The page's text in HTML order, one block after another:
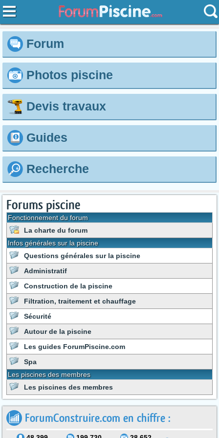
Forum
Photos piscine
Devis travaux
Guides
Recherche
Forums piscine
Fonctionnement du forum
La charte du forum
Infos générales sur la piscine
Questions générales sur la piscine
Administratif
Construction de la piscine
Filtration, traitement et chauffage
Sécurité
Autour de la piscine
Les guides ForumPiscine.com
Spa
Les piscines des membres
Les piscines des membres
ForumConstruire.com en chiffre :